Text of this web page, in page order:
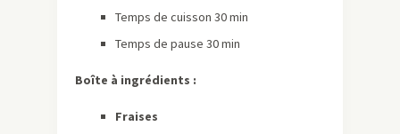
Temps de cuisson 30 min
Temps de pause 30 min
Boîte à ingrédients :
Fraises